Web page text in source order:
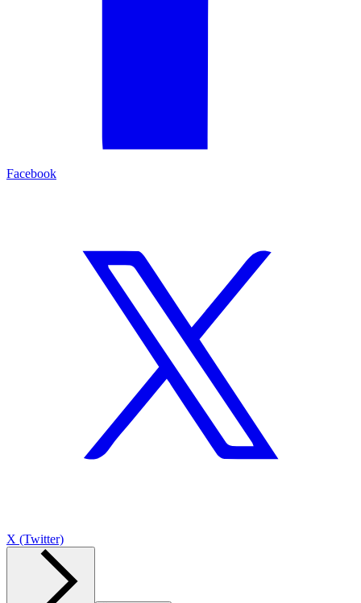
Facebook
X (Twitter)